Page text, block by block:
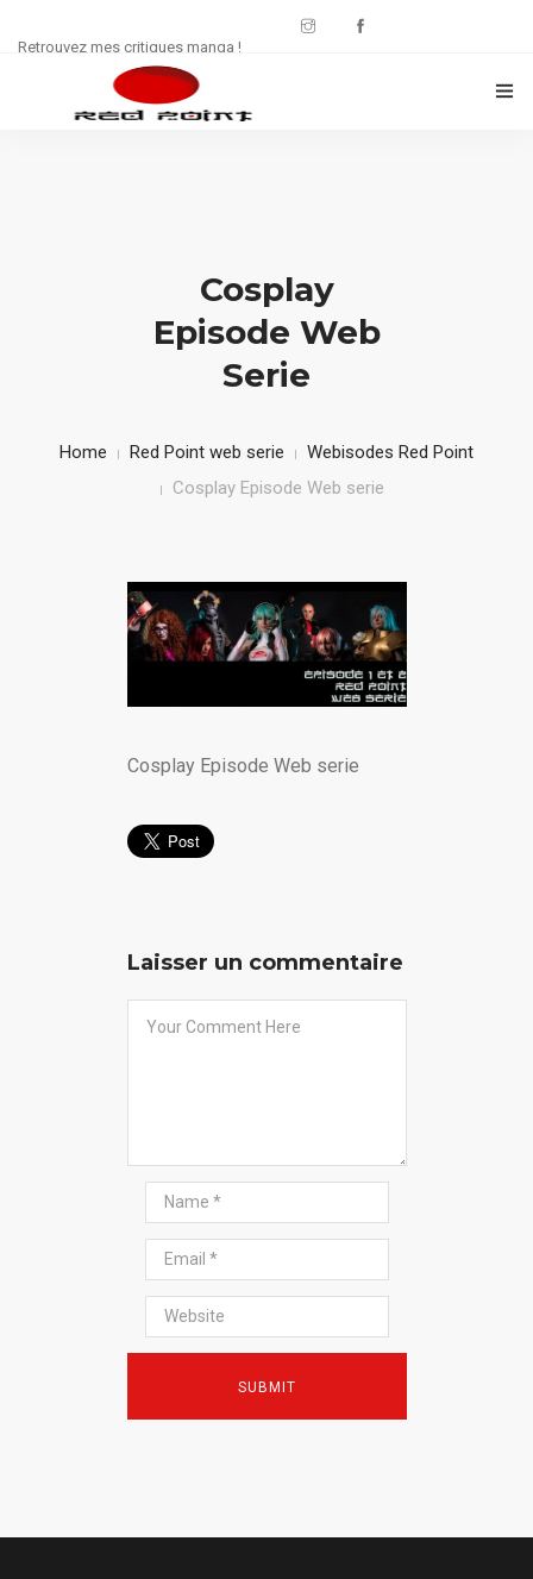
Retrouvez mes critiques manga !
Cosplay
Episode Web
Serie
Home Red Point web serie
Webisodes Red Point
Cosplay Episode Web serie
Cosplay Episode Web serie
Laisser un commentaire